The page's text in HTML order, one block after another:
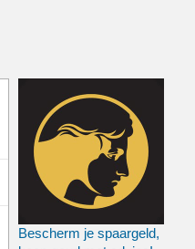
Bescherm je spaargeld,